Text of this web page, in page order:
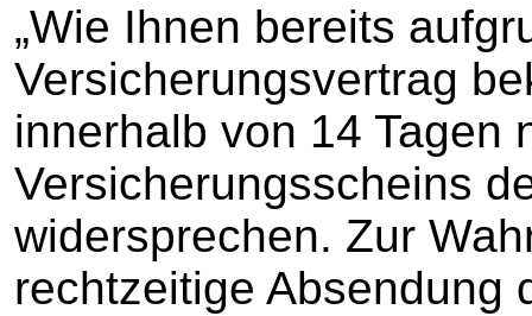
„Wie Ihnen bereits
Versicherungsvertrag
innerhalb von 14 Tagen
Versicherungsscheins
widersprechen. Zur
rechtzeitige Absendung